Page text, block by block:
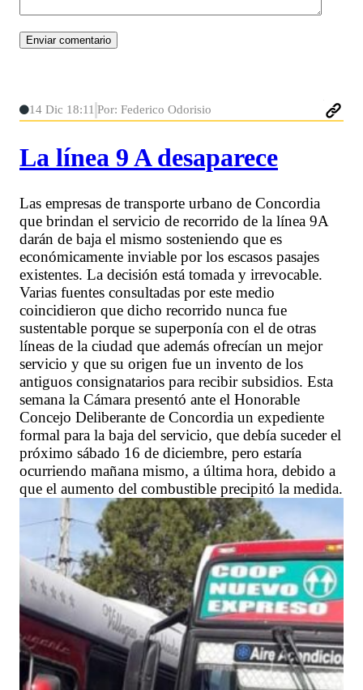
14 Dic 18:11 Por: Federico Odorisio
La línea 9 A desaparece
Las empresas de transporte urbano de Concordia
que brindan el servicio de recorrido de la línea 9A
darán de baja el mismo sosteniendo que es
económicamente inviable por los escasos pasajes
existentes. La decisión está tomada y irrevocable.
Varias fuentes consultadas por este medio
coincidieron que dicho recorrido nunca fue
sustentable porque se superponía con el de otras
líneas de la ciudad que además ofrecían un mejor
servicio y que su origen fue un invento de los
antiguos consignatarios para recibir subsidios. Esta
semana la Cámara presentó ante el Honorable
Concejo Deliberante de Concordia un expediente
formal para la baja del servicio, que debía suceder el
próximo sábado 16 de diciembre, pero estaría
ocurriendo mañana mismo, a última hora, debido a
que el aumento del combustible precipitó la medida.